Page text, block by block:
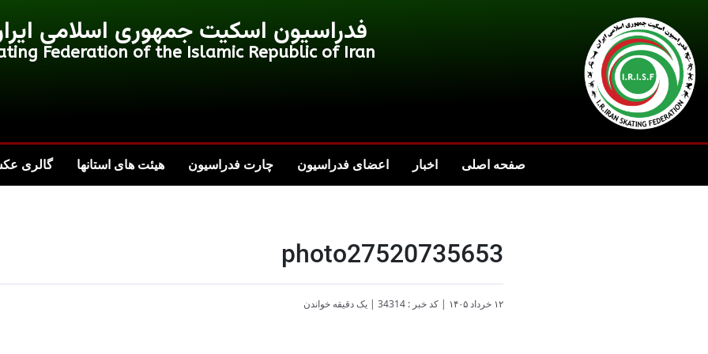
فدراسیون اسکیت جمهوری اسلامی
Federation of the Islamic Republic of Iran
صفحه اصلی اخبار اعضای فدراسیون چارت فدراسیون هیئت های استانها گالری
photo27520735653
۱۲ خرداد ۱۴۰۵ |کد خبر : 34314 |یک دقیقه خواندن